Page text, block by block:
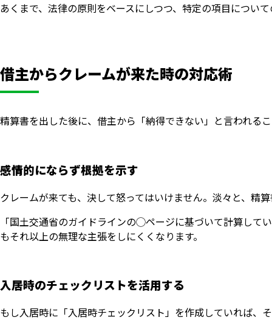
あくまで、法律の原則をベースにしつつ、特定の項目につい
借主からクレームが来た時の対応術
精算書を出した後に、借主から「納得できない」と言われる
感情的にならず根拠を示す
クレームが来ても、決して怒ってはいけません。淡々と、精
「国土交通省のガイドラインの◯ページに基づいて計算して
もそれ以上の無理な主張をしにくくなります。
入居時のチェックリストを活用する
もし入居時に「入居時チェックリスト」を作成していれば、